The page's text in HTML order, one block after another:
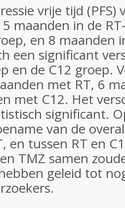
vrije tijd
maanden in de
en 8 maanden
een significant
en de C12 groep.
met RT, 6
met C12. Het
significant.
van de
en tussen RT en
TMZ samen
geleid tot